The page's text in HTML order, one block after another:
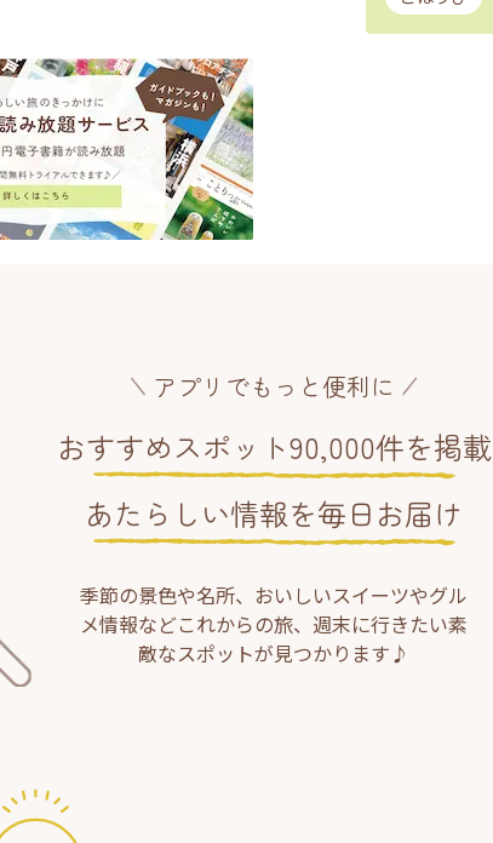
アプリでもっと便利に
おすすめスポット90,000件を掲載
あたらしい情報を毎日お届け
季節の景色や名所、おいしいスイーツやグル
メ情報などこれからの旅、週末に行きたい素
敵なスポットが見つかります♪